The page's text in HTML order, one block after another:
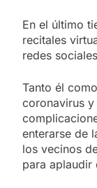
En el último
recitales
redes
Tanto él
coronavirus
enterarse de
los vecinos
para aplaudir